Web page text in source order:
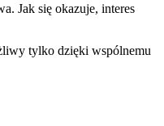
Jak się okazuje, interes
tylko dzięki wspólnemu